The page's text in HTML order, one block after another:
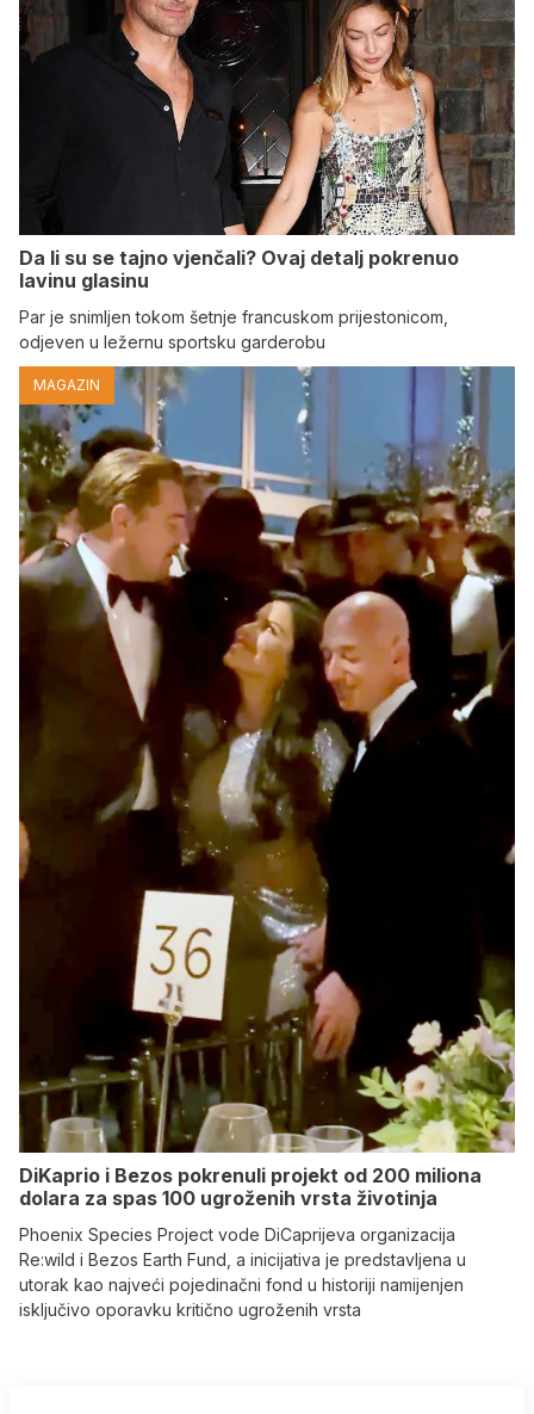
Da li su se tajno vjenčali? Ovaj detalj pokrenuo
lavinu glasinu
Par je snimljen tokom šetnje francuskom prijestonicom,
odjeven u ležernu sportsku garderobu
MAGAZIN
DiKaprio i Bezos pokrenuli projekt od 200 miliona
dolara za spas 100 ugroženih vrsta životinja
Phoenix Species Project vode DiCaprijeva organizacija
Re:wild i Bezos Earth Fund, a inicijativa je predstavljena u
utorak kao najveći pojedinačni fond u historiji namijenjen
isključivo oporavku kritično ugroženih vrsta